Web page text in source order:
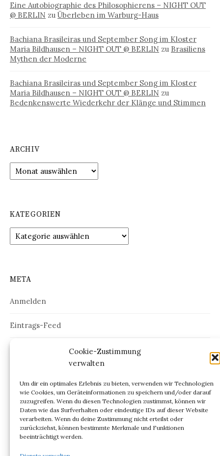
Cookie-Zustimmung
verwalten
Um dir ein optimales Erlebnis zu bieten, verwenden wir Technologien
wie Cookies, um Geräteinformationen zu speichern und/oder darauf
zuzugreifen. Wenn du diesen Technologien zustimmst, können wir
Daten wie das Surfverhalten oder eindeutige IDs auf dieser Website
verarbeiten. Wenn du deine Zustimmung nicht erteilst oder
zurückziehst, können bestimmte Merkmale und Funktionen
beeinträchtigt werden.
Eine Autobiographie des Philosophierens – NIGHT OUT
@ BERLIN zu Überleben im Warburg-Haus
Bachiana Brasileiras und September Song im Kloster
Maria Bildhausen – NIGHT OUT @ BERLIN zu Brasiliens
Mythen der Moderne
Bachiana Brasileiras und September Song im Kloster
Maria Bildhausen – NIGHT OUT @ BERLIN zu
Bedenkenswerte Wiederkehr der Klänge und Stimmen
ARCHIV
Archiv
KATEGORIEN
Kategorien
META
Anmelden
Eintrags-Feed
Kommentar-Feed
ARCHIV
Archiv